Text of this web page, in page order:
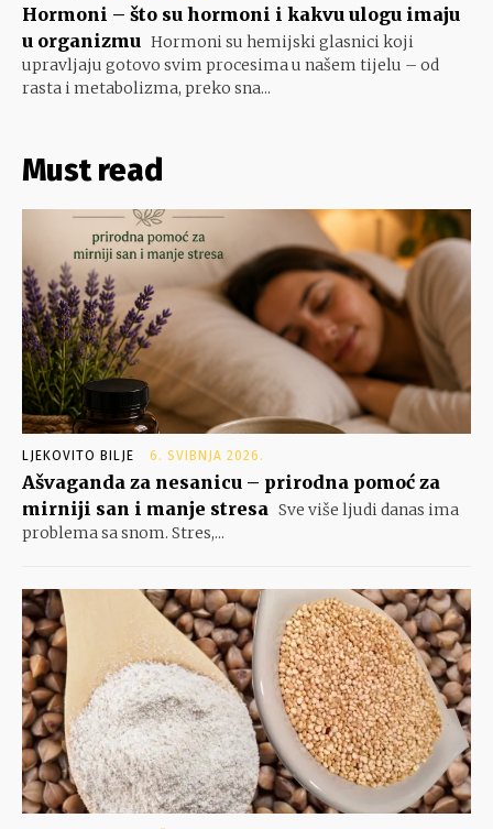
Hormoni – što su hormoni i kakvu ulogu imaju
u organizmu Hormoni su hemijski glasnici koji
upravljaju gotovo svim procesima u našem tijelu – od
rasta i metabolizma, preko sna...
Must read
LJEKOVITO BILJE 6. SVIBNJA 2026.
Ašvaganda za nesanicu – prirodna pomoć za
mirniji san i manje stresa Sve više ljudi danas ima
problema sa snom. Stres,...